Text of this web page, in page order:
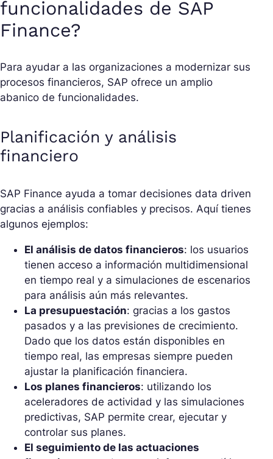
funcionalidades de SAP
Finance?
Para ayudar a las organizaciones a modernizar sus
procesos financieros, SAP ofrece un amplio
abanico de funcionalidades.
Planificación y análisis
financiero
SAP Finance ayuda a tomar decisiones data driven
gracias a análisis confiables y precisos. Aquí tienes
algunos ejemplos:
El análisis de datos financieros: los usuarios
tienen acceso a información multidimensional
en tiempo real y a simulaciones de escenarios
para análisis aún más relevantes.
La presupuestación: gracias a los gastos
pasados y a las previsiones de crecimiento.
Dado que los datos están disponibles en
tiempo real, las empresas siempre pueden
ajustar la planificación financiera.
Los planes financieros: utilizando los
aceleradores de actividad y las simulaciones
predictivas, SAP permite crear, ejecutar y
controlar sus planes.
El seguimiento de las actuaciones